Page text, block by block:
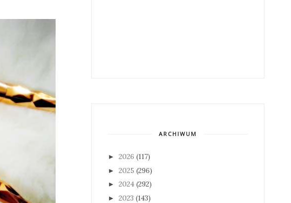
ARCHIWUM
► 2026 (117)
► 2025 (296)
► 2024 (292)
► 2023 (143)